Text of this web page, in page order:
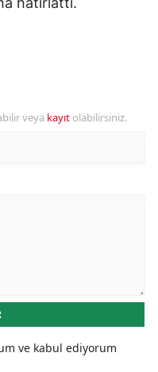
veya kayıt olabilirsiniz.
ve kabul ediyorum